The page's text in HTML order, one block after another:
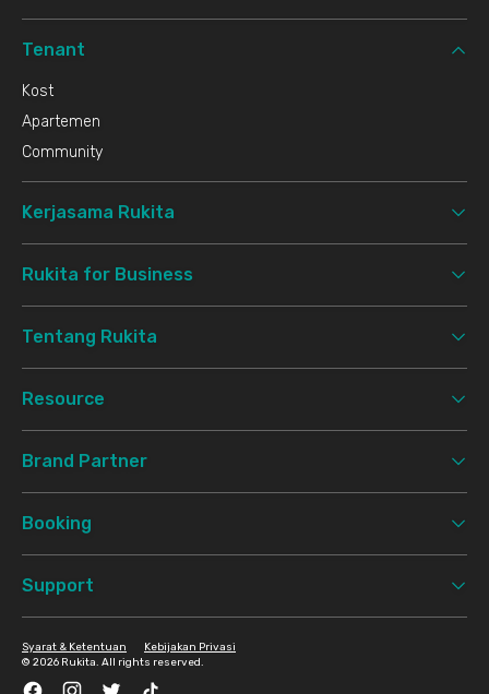
Tenant
Kost
Apartemen
Community
Kerjasama Rukita
Rukita for Business
Tentang Rukita
Resource
Brand Partner
Booking
Support
© 2026 Rukita. All rights reserved.
Syarat & Ketentuan Kebijakan Privasi
FacebookInstagramTwitter TikTok